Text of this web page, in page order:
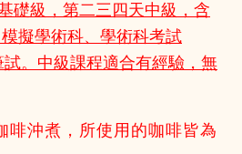
礎級，第二三四天中級，含
擬學術科、學術科考試
。中級課程適合有經驗 ， 無
啡沖煮，所使用的咖啡皆為